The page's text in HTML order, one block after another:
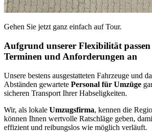
Gehen Sie jetzt ganz einfach auf Tour.
Aufgrund unserer Flexibilität
Terminen und Anforderungen an
Unsere bestens ausgestatteten Fahrzeuge und
Abständen gewartete Personal für Umzüge
sicheren Transport Ihrer Habseligkeiten.
Wir, als lokale Umzugsfirma, kennen die
können Ihnen wertvolle Ratschläge geben,
effizient und reibungslos wie möglich verläuft.